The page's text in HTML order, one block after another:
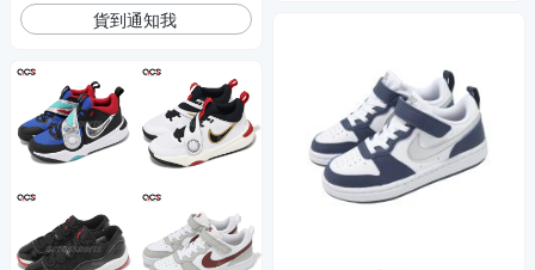
貨到通知我